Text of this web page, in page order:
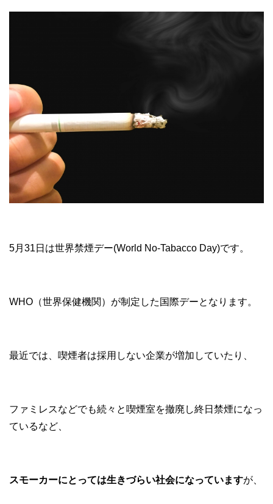
5月31日は世界禁煙デー(World No-Tabacco Day)です。
WHO（世界保健機関）が制定した国際デーとなります。
最近では、喫煙者は採用しない企業が増加していたり、
ファミレスなどでも続々と喫煙室を撤廃し終日禁煙になっ
ているなど、
スモーカーにとっては生きづらい社会になっていますが、